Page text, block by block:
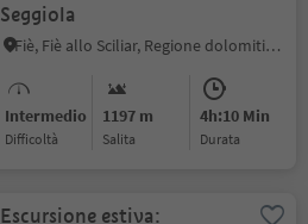
Seggiola
Fiè, Fiè allo Sciliar, Regione dolomitica Alpe di Siusi
Intermedio
Difficoltà
1197 m
Salita
4h:10 Min
durata
Escursione estiva: